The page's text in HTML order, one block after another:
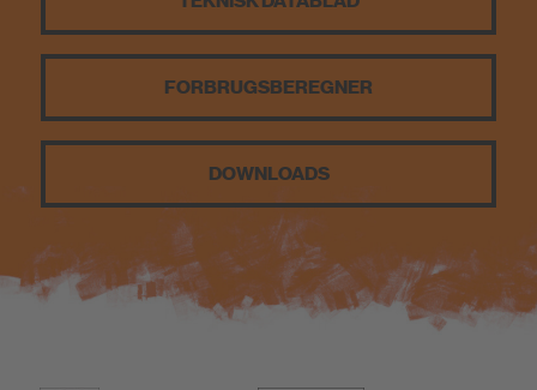
Bæredygtighed
FORBRUGSBEREGNER
DOWNLOADS